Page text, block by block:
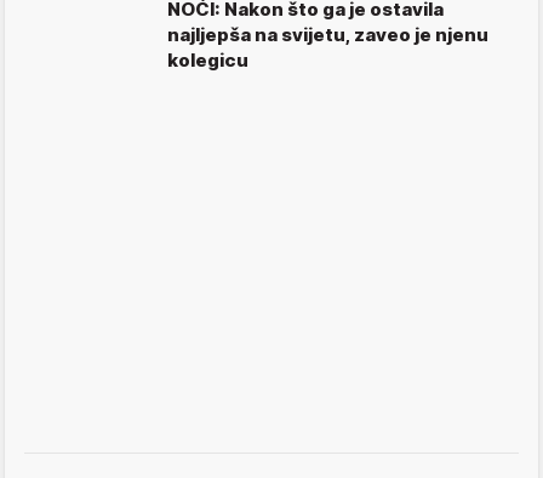
NOĆI: Nakon što ga je ostavila
najljepša na svijetu, zaveo je njenu
kolegicu